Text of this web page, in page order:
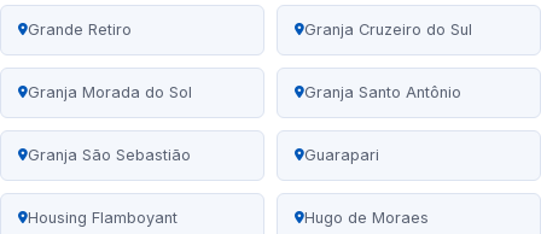
Grande Retiro Granja Cruzeiro do Sul
Granja Morada do Sol Granja Santo Antônio
Granja São Sebastião Guarapari
Housing Flamboyant Hugo de Moraes